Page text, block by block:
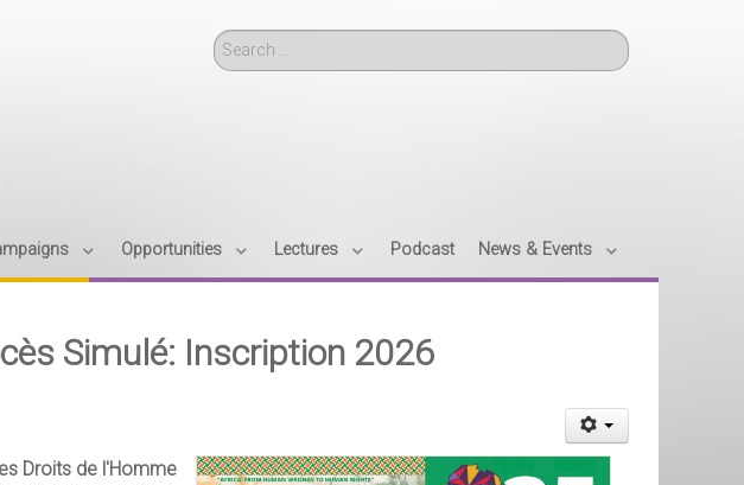
Search
Opportunities Lectures Podcast News & Events
Simulé: Inscription 2026
Droits de l'Homme